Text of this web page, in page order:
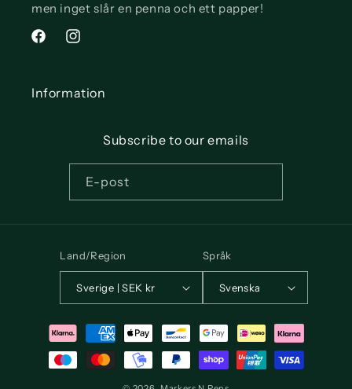
men inget slår en penna och ett papper!
FacebookInstagram
Information
Subscribe to our emails
E-post
Land/Region
Sverige | SEK kr
Språk
Svenska
Betalningsmetoder